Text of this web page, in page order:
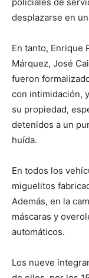
desplazarse en
En tanto, Enrique
Márquez, José
fueron
con intimidación,
su propiedad,
detenidos a un
huída.
En todos los
miguelitos
Además, en la
máscaras y
automáticos.
Los nueve